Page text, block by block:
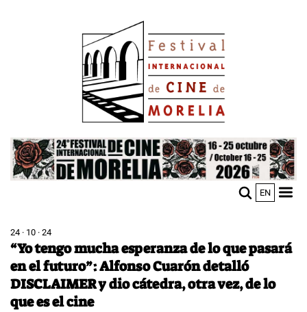
Image
EN
24 · 10 · 24
“Yo tengo mucha esperanza de lo que pasará
en el futuro”: Alfonso Cuarón detalló
DISCLAIMER y dio cátedra, otra vez, de lo
que es el cine